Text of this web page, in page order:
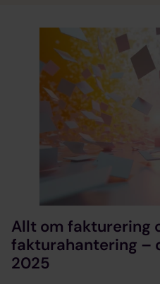
Allt om fakturering
fakturahantering –
2025